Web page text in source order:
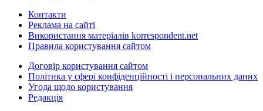
Контакти
Реклама на сайті
Використання матеріалів korrespondent.net
Правила користування сайтом
Договір користування сайтом
Політика у сфері конфіденційності і персональних даних
Угода щодо користування
Редакція